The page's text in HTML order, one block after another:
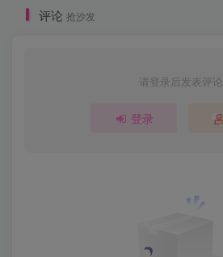
评论 抢沙发
请登录后发表评论
登录